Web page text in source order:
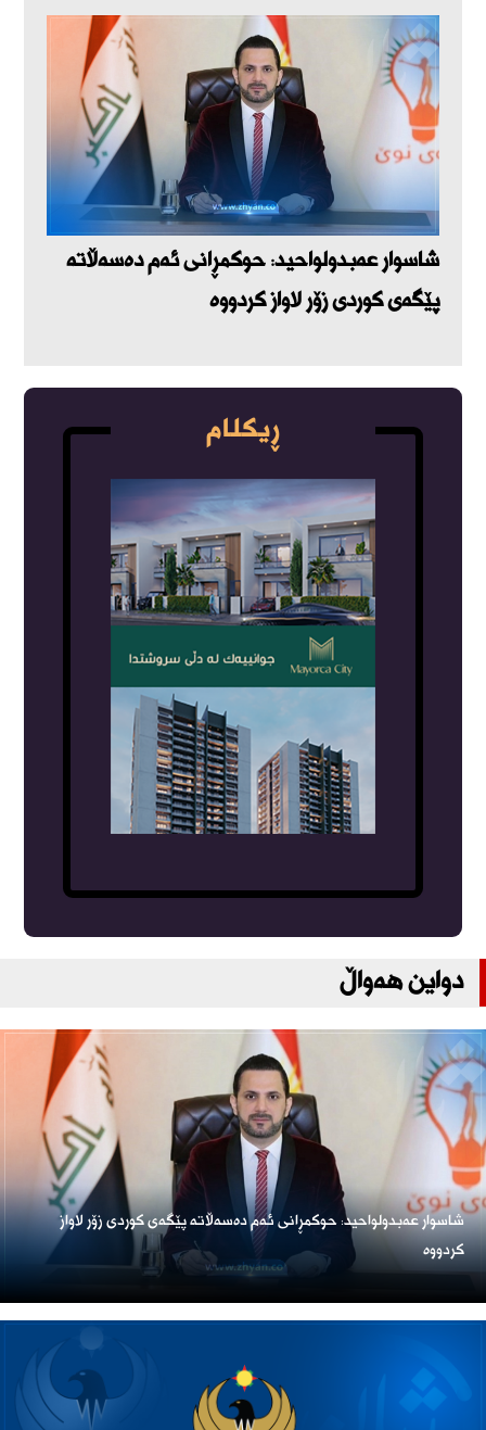
شاسوار عەبدولواحید: حوکمڕانی ئەم دەسەڵاتە
پێگەی کوردی زۆر لاواز کردووە
ڕیکلام
دواین هەواڵ
شاسوار عەبدولواحید: حوکمڕانی ئەم دەسەڵاتە پێگەی کوردی زۆر لاواز
کردووە